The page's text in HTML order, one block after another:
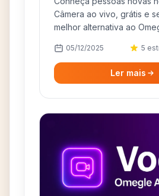
Câmera ao vivo, grátis e
melhor alternativa ao
05/12/2025 5
Ler mais